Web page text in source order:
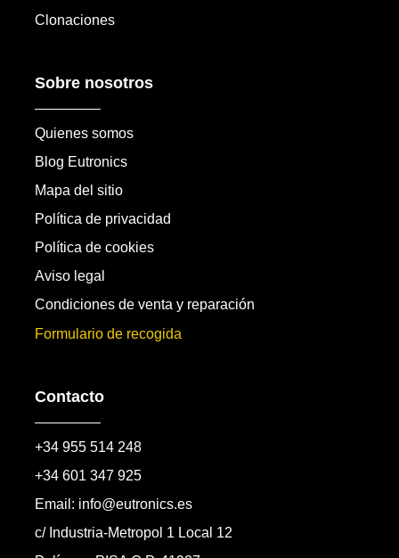
Clonaciones
Sobre nosotros
Quienes somos
Blog Eutronics
Mapa del sitio
Política de privacidad
Política de cookies
Aviso legal
Condiciones de venta y reparación
Formulario de recogida
Contacto
+34 955 514 248
+34 601 347 925
Email: info@eutronics.es
c/ Industria-Metropol 1 Local 12